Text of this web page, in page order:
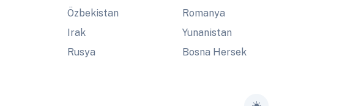
Özbekistan
Irak
Rusya
Romanya
Yunanistan
Bosna Hersek